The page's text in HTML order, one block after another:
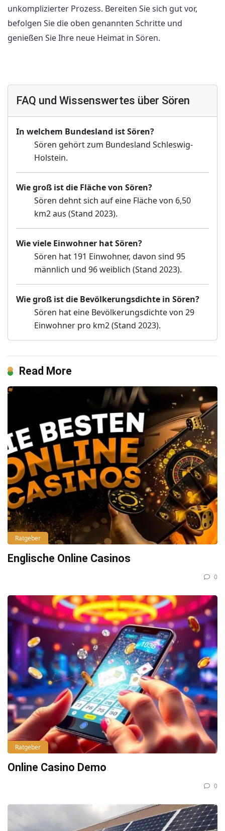
unkomplizierter Prozess. Bereiten Sie sich gut vor,
befolgen Sie die oben genannten Schritte und
genießen Sie Ihre neue Heimat in Sören.
FAQ und Wissenswertes über Sören
In welchem Bundesland ist Sören?
Sören gehört zum Bundesland Schleswig-
Holstein.
Wie groß ist die Fläche von Sören?
Sören dehnt sich auf eine Fläche von 6,50
km2 aus (Stand 2023).
Wie viele Einwohner hat Sören?
Sören hat 191 Einwohner, davon sind 95
männlich und 96 weiblich (Stand 2023).
Wie groß ist die Bevölkerungsdichte in Sören?
Sören hat eine Bevölkerungsdichte von 29
Einwohner pro km2 (Stand 2023).
Read More
Ratgeber
Englische Online Casinos
0
Ratgeber
Online Casino Demo
0